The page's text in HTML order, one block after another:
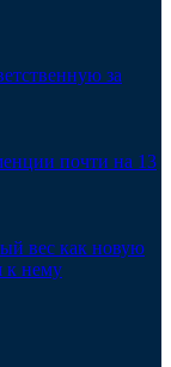
за
почти на 13
вес как новую
к нему